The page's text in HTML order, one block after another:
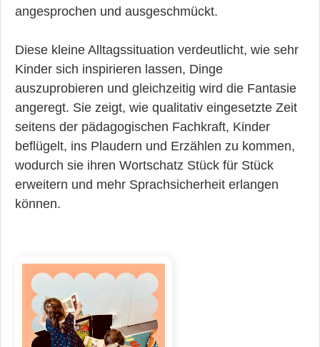
angesprochen und ausgeschmückt.
Diese kleine Alltagssituation verdeutlicht, wie sehr
Kinder sich inspirieren lassen, Dinge
auszuprobieren und gleichzeitig wird die Fantasie
angeregt. Sie zeigt, wie qualitativ eingesetzte Zeit
seitens der pädagogischen Fachkraft, Kinder
beflügelt, ins Plaudern und Erzählen zu kommen,
wodurch sie ihren Wortschatz Stück für Stück
erweitern und mehr Sprachsicherheit erlangen
können.